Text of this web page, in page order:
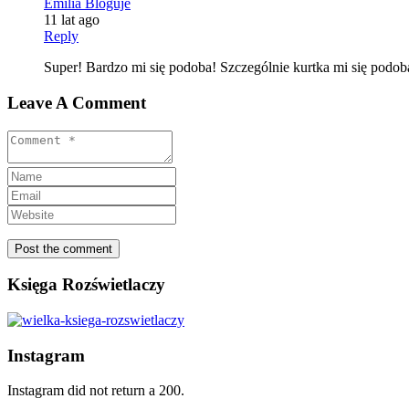
Emilia Bloguje
11 lat ago
Reply
Super! Bardzo mi się podoba! Szczególnie kurtka mi się
Leave A Comment
Księga Rozświetlaczy
Instagram
Instagram did not return a 200.